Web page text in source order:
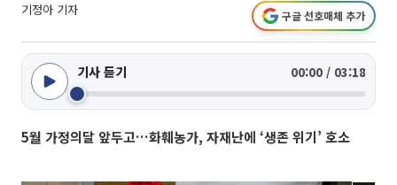
기정아 기자 구글 선호매체 추가
기사 듣기 00:00 / 03:18
5월 가정의달 앞두고…화훼농가, 자재난에 ‘생존 위기’ 호소